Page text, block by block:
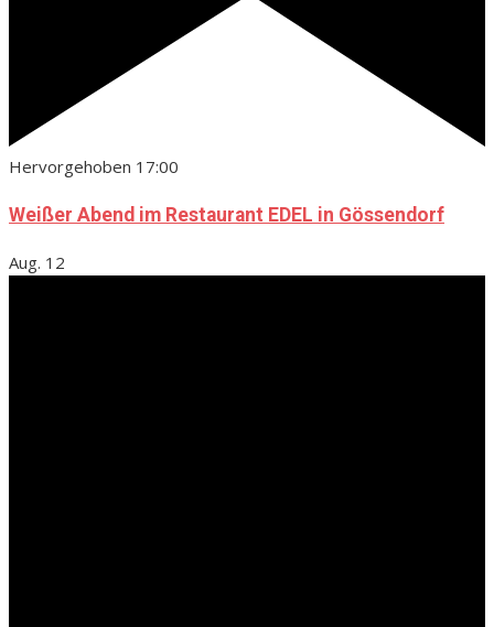
Hervorgehoben 17:00
Weißer Abend im Restaurant EDEL in Gössendorf
Aug. 12